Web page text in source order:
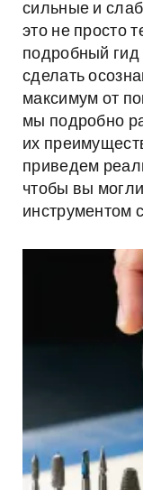
сильные и
это не просто
подробный гид
сделать
максимум от
мы подробно
их
приведем
чтобы вы
инструментом